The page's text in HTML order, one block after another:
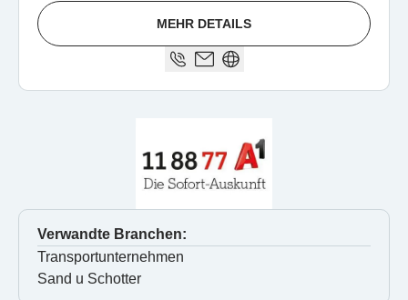
MEHR DETAILS
Verwandte Branchen:
Transportunternehmen
Sand u Schotter